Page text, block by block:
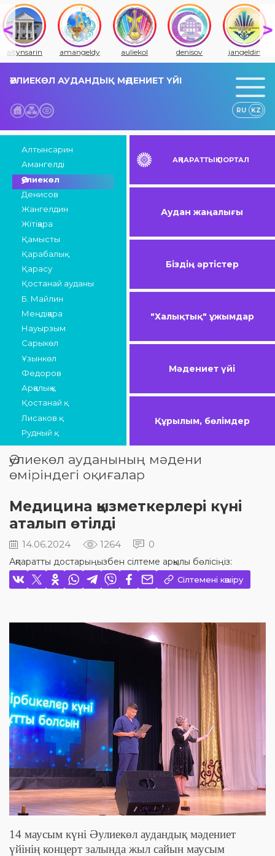
altynsarin amangeldy auliekol denisov jangeldin
ӘУЛИЕКӨЛ АУДАНДЫҚ МӘДЕНИЕТ ҮЙІ
RU KZ
Алтынсарин
Амангелді
Әулиекөл
Денисов
Жангелдин
Жітіқара
Қамысты
Қарабалық
Қарасу
Қостанай ауданы
Б. Майлин
Меңдіқара
Науырзым
Сарыкөл
Ұзынкөл
Федоров
Арқалық қ.
Қостанай қ.
Лисаков қ.
Рудный қ.
АҚПАРАТТЫҚ ПОРТАЛ
Аудан жаңалығы
Біздің әртістер
"Халықтық" ұжымдар
Мәдениет үйі
Құрылым, бөлімдер
Әулиекөл ауданының мәдени
өміріндегі оқиғалар
Медицина қызметкерлері күні
аталып өтілді
14.06.2024 1264 0
Ақпаратты достарыңызбен сілтеме арқылы бөлісіңіз:
Сілтемені көшіру
14 маусым күні Әулиекөл аудандық мәдениет
үйінің концерт залында жыл сайын маусым